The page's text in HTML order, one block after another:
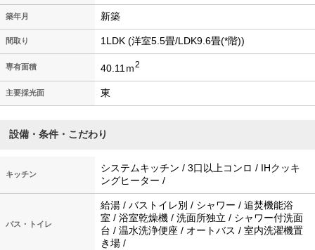
築年月 新築
間取り 1LDK (洋室5.5畳/LDK9.6畳(*階))
専有面積 40.11ｍ2
主要採光面 東
設備・条件・こだわり
キッチン
システムキッチン / 3口以上コンロ / IHクッキ
ングヒーター /
バス・トイレ
給湯 / バストイレ別 / シャワー / 追焚機能浴
室 / 浴室乾燥機 / 洗面所独立 / シャワー付洗面
台 / 温水洗浄便座 / オートバス / 室内洗濯機置
き場 /